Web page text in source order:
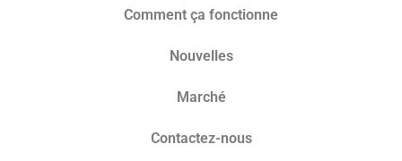
Comment ça fonctionne
Nouvelles
Marché​
Contactez-nous